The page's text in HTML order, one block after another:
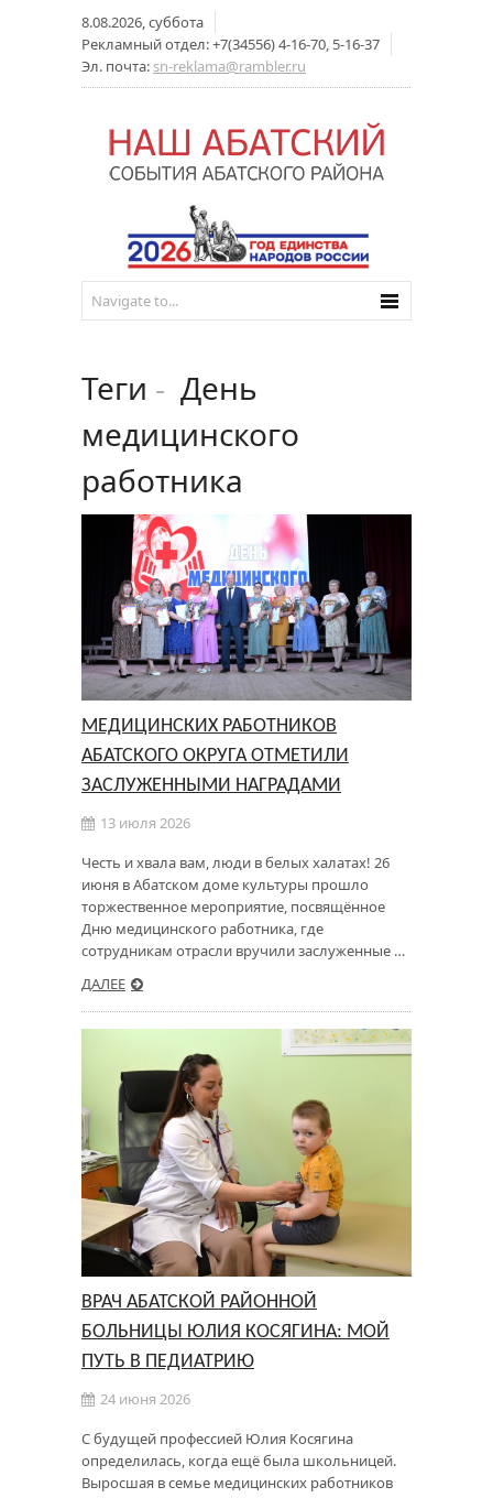
8.08.2026, суббота
Рекламный отдел: +7(34556) 4-16-70, 5-16-37
Эл. почта: sn-reklama@rambler.ru
Теги - День
медицинского
работника
МЕДИЦИНСКИХ РАБОТНИКОВ
АБАТСКОГО ОКРУГА ОТМЕТИЛИ
ЗАСЛУЖЕННЫМИ НАГРАДАМИ
13 июля 2026
Честь и хвала вам, люди в белых халатах! 26
июня в Абатском доме культуры прошло
торжественное мероприятие, посвящённое
Дню медицинского работника, где
сотрудникам отрасли вручили заслуженные …
ДАЛЕЕ
ВРАЧ АБАТСКОЙ РАЙОННОЙ
БОЛЬНИЦЫ ЮЛИЯ КОСЯГИНА: МОЙ
ПУТЬ В ПЕДИАТРИЮ
24 июня 2026
С будущей профессией Юлия Косягина
определилась, когда ещё была школьницей.
Выросшая в семье медицинских работников